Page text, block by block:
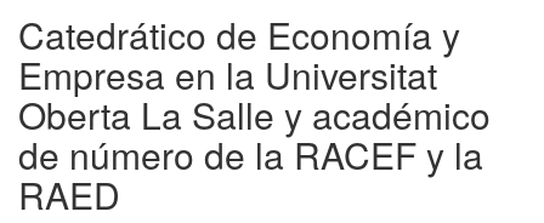
Catedrático de Economía y
Empresa en la Universitat
Oberta La Salle y académico
de número de la RACEF y la
RAED